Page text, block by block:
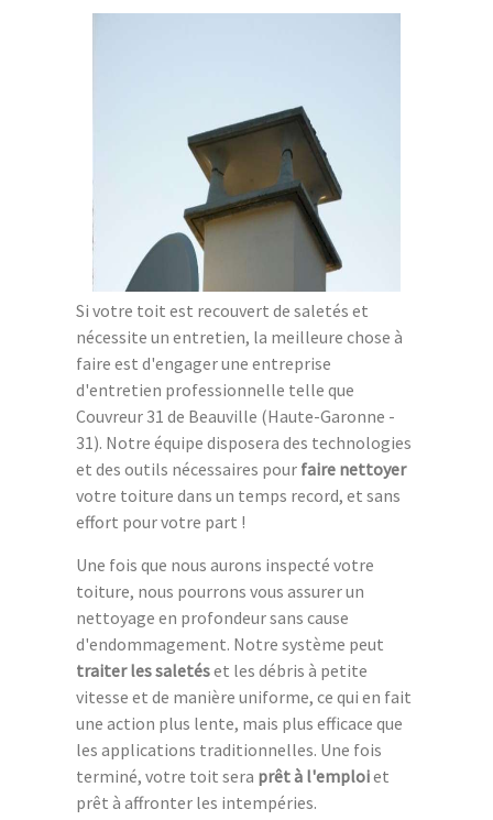
Si votre toit est recouvert de saletés et
nécessite un entretien, la meilleure chose à
faire est d'engager une entreprise
d'entretien professionnelle telle que
Couvreur 31 de Beauville (Haute-Garonne -
31). Notre équipe disposera des technologies
et des outils nécessaires pour faire nettoyer
votre toiture dans un temps record, et sans
effort pour votre part !
Une fois que nous aurons inspecté votre
toiture, nous pourrons vous assurer un
nettoyage en profondeur sans cause
d'endommagement. Notre système peut
traiter les saletéset les débris à petite
vitesse et de manière uniforme, ce qui en fait
une action plus lente, mais plus efficace que
les applications traditionnelles. Une fois
terminé, votre toit sera prêt à l'emploiet
prêt à affronter les intempéries.